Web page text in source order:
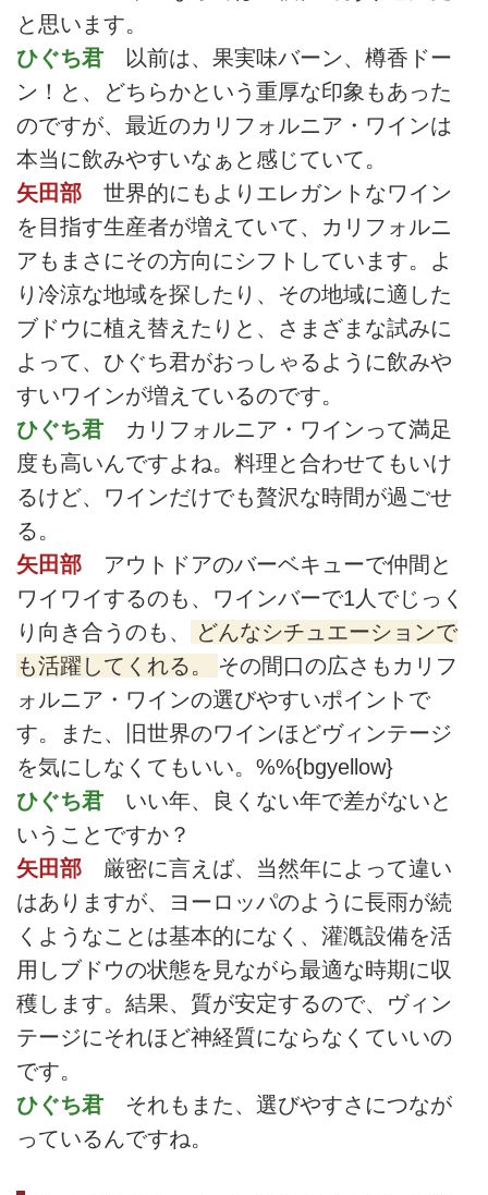
と思います。
ひぐち君 以前は、果実味バーン、樽香ドー
ン！と、どちらかという重厚な印象もあった
のですが、最近のカリフォルニア・ワインは
本当に飲みやすいなぁと感じていて。
矢田部 世界的にもよりエレガントなワイン
を目指す生産者が増えていて、カリフォルニ
アもまさにその方向にシフトしています。よ
り冷涼な地域を探したり、その地域に適した
ブドウに植え替えたりと、さまざまな試みに
よって、ひぐち君がおっしゃるように飲みや
すいワインが増えているのです。
ひぐち君 カリフォルニア・ワインって満足
度も高いんですよね。料理と合わせてもいけ
るけど、ワインだけでも贅沢な時間が過ごせ
る。
矢田部 アウトドアのバーベキューで仲間と
ワイワイするのも、ワインバーで1人でじっく
り向き合うのも、
どんなシチュエーションで
も活躍してくれる。
その間口の広さもカリフ
ォルニア・ワインの選びやすいポイントで
す。また、旧世界のワインほどヴィンテージ
を気にしなくてもいい。%%{bgyellow}
ひぐち君 いい年、良くない年で差がないと
いうことですか？
矢田部 厳密に言えば、当然年によって違い
はありますが、ヨーロッパのように長雨が続
くようなことは基本的になく、灌漑設備を活
用しブドウの状態を見ながら最適な時期に収
穫します。結果、質が安定するので、ヴィン
テージにそれほど神経質にならなくていいの
です。
ひぐち君 それもまた、選びやすさにつなが
っているんですね。